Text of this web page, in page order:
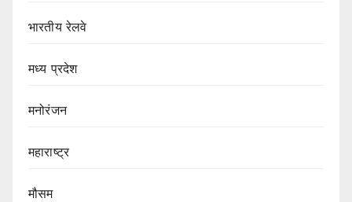
भारतीय रेलवे
मध्य प्रदेश
मनोरंजन
महाराष्ट्र
मौसम